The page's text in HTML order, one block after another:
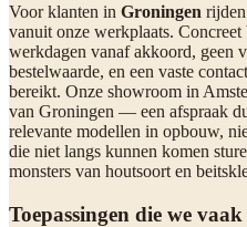
Voor klanten in Groningen
vanuit onze werkplaats.
werkdagen vanaf akkoord, geen
bestelwaarde, en een vaste
bereikt. Onze showroom in
van Groningen — een afspraak
relevante modellen in opbouw,
die niet langs kunnen komen
monsters van houtsoort en
Toepassingen die we